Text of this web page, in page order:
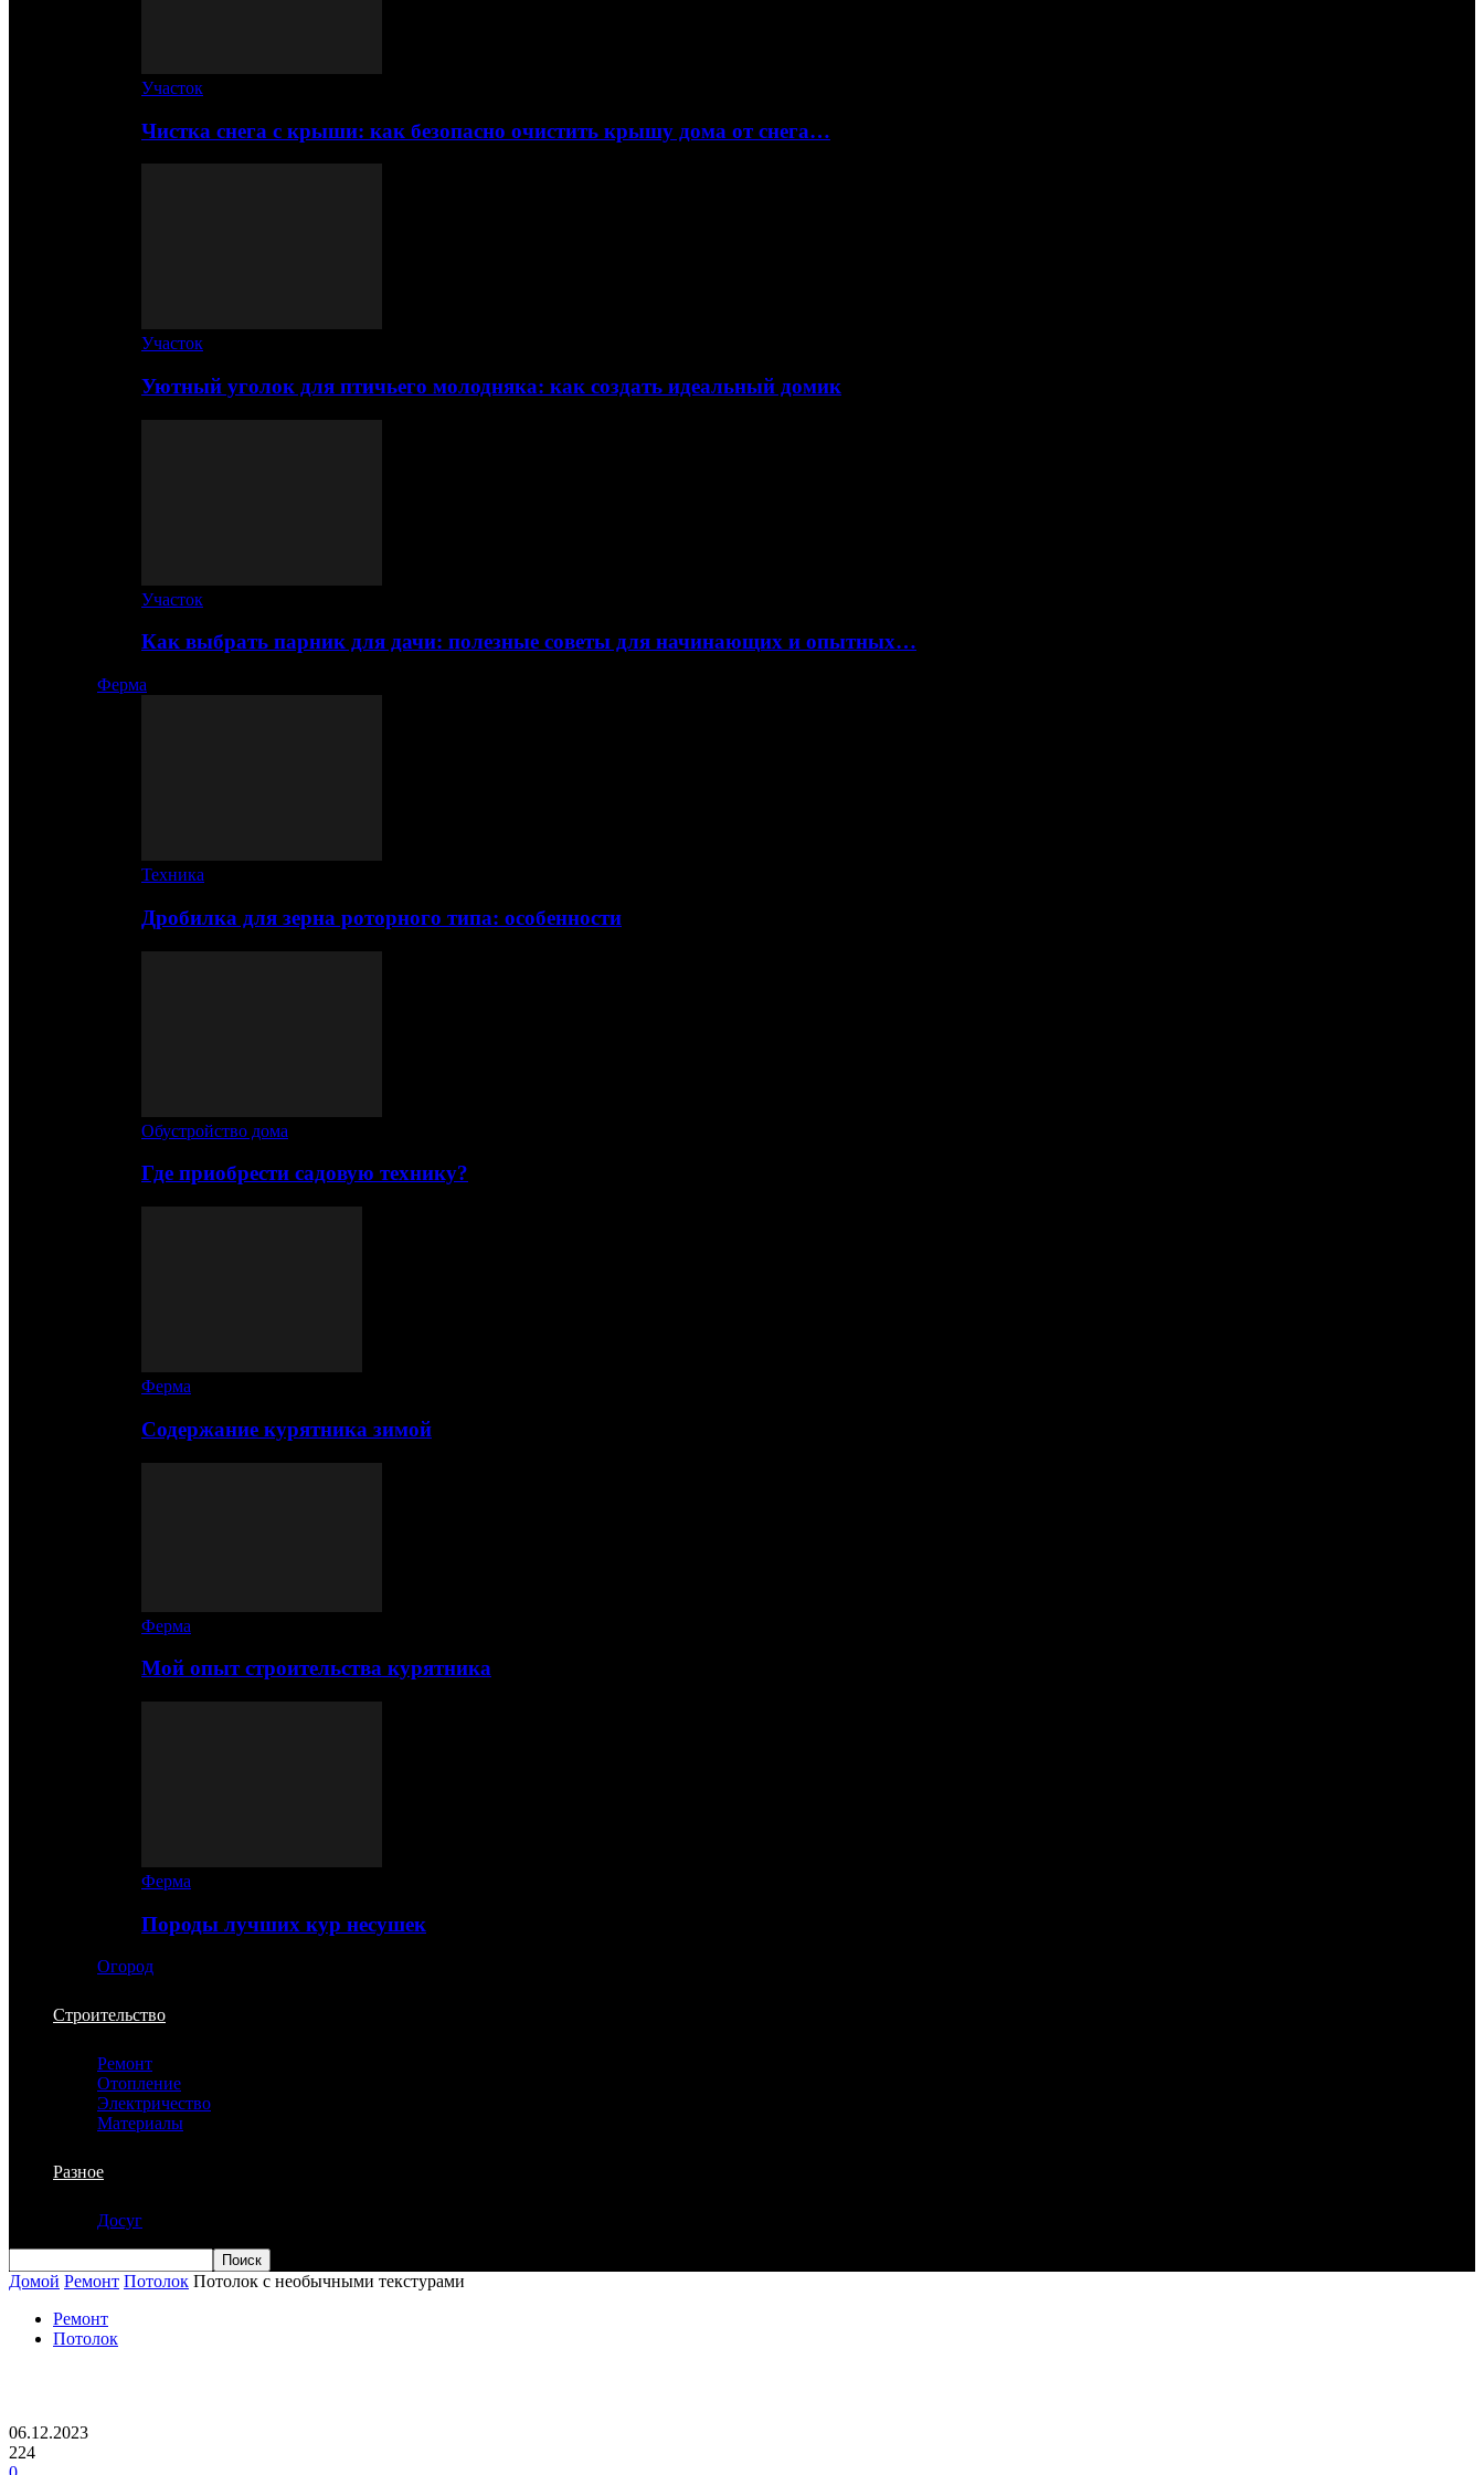
Участок
Чистка снега с крыши: как безопасно очистить крышу дома от снега…
Участок
Уютный уголок для птичьего молодняка: как создать идеальный домик
Участок
Как выбрать парник для дачи: полезные советы для начинающих и опытных…
Ферма
Техника
Дробилка для зерна роторного типа: особенности
Обустройство дома
Где приобрести садовую технику?
Ферма
Содержание курятника зимой
Ферма
Мой опыт строительства курятника
Ферма
Породы лучших кур несушек
Огород
Строительство
Ремонт
Отопление
Электричество
Материалы
Разное
Досуг
Домой Ремонт Потолок Потолок с необычными текстурами
Ремонт
Потолок
06.12.2023
224